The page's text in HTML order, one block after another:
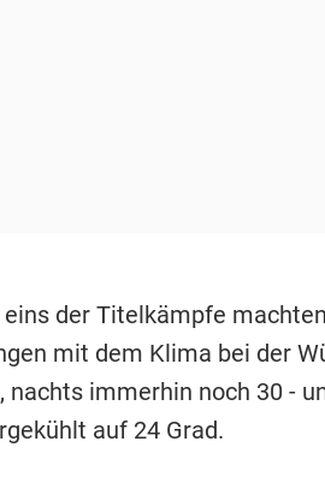
eins der Titelkämpfe
mit dem Klima bei der
nachts immerhin noch 30 -
auf 24 Grad.